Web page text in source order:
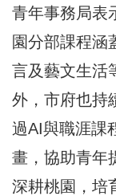
青年事務局表
園分部課程涵
言及藝文生活
外，市府也持
過AI與職涯課
畫，協助青年
深耕桃園，培